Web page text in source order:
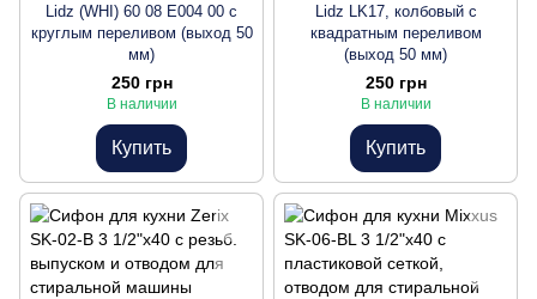
Lidz (WHI) 60 08 E004 00 с
круглым переливом (выход 50
мм)
250 грн
В наличии
Купить
Lidz LK17, колбовый с
квадратным переливом
(выход 50 мм)
250 грн
В наличии
Купить